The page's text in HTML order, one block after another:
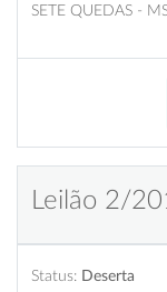
SETE QUEDAS -
Leilão 2/
Status: Deserta